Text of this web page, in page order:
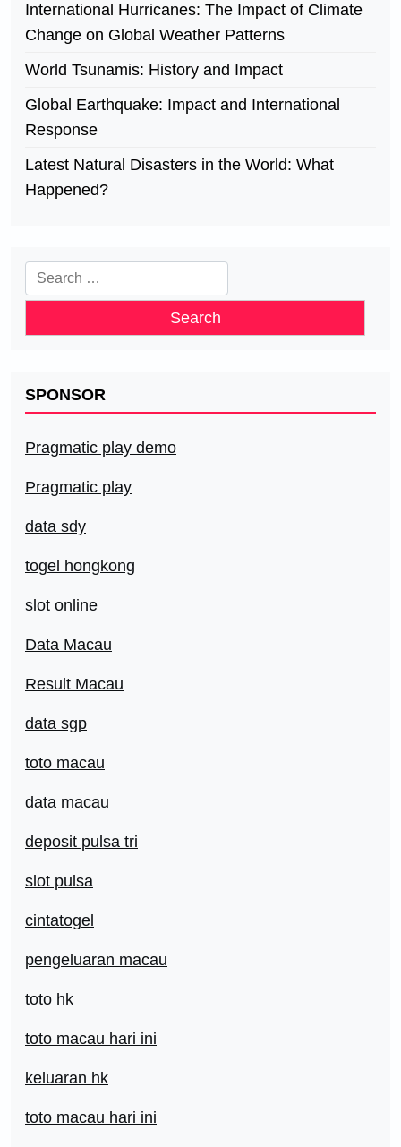
International Hurricanes: The Impact of Climate
Change on Global Weather Patterns
World Tsunamis: History and Impact
Global Earthquake: Impact and International
Response
Latest Natural Disasters in the World: What
Happened?
Search
for:
SPONSOR
Pragmatic play demo
Pragmatic play
data sdy
togel hongkong
slot online
Data Macau
Result Macau
data sgp
toto macau
data macau
deposit pulsa tri
slot pulsa
cintatogel
pengeluaran macau
toto hk
toto macau hari ini
keluaran hk
toto macau hari ini